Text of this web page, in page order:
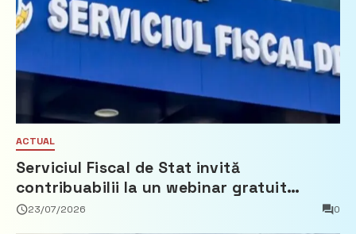
ACTUAL
Serviciul Fiscal de Stat invită
contribuabilii la un webinar gratuit
privind calculul impozitului pe bunurile
23/07/2026 0